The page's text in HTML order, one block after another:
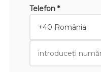
Telefon *